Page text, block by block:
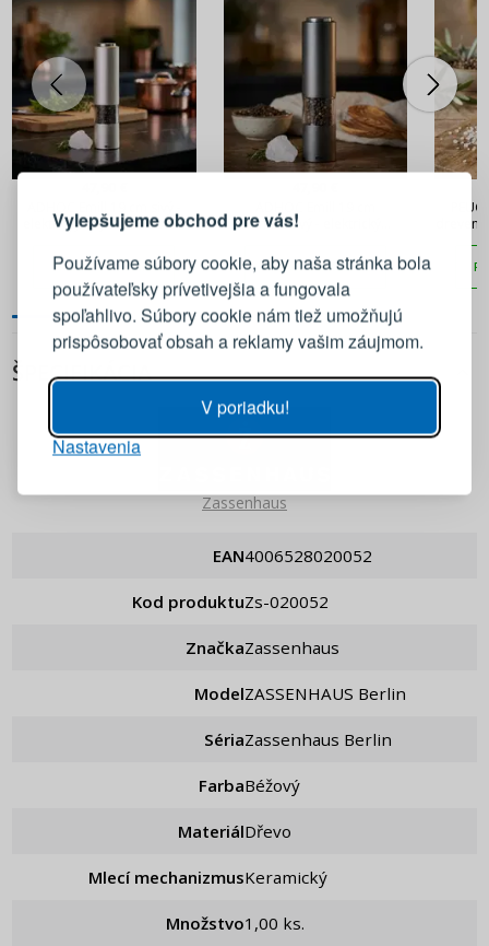
Vylepšujeme obchod pre vás!
Používame súbory cookie, aby naša stránka bola
používateľsky prívetivejšia a fungovala
spoľahlivo. Súbory cookie nám tiež umožňujú
prispôsobovať obsah a reklamy vašim záujmom.
V poriadku!
Nastavenia
elektrický mlynček na soľ a
ocele
PRIDAŤ DO KOŠÍKA
tmavosivý - elektrický
nehrdzavejúcej ocele
PRIDAŤ DO KOŠÍKA
ŠPECIFIKÁCIA
Zassenhaus
EAN 4006528020052
Kod produktu zs-020052
Značka Zassenhaus
Model ZASSENHAUS Berlin
Séria Zassenhaus Berlin
Farba Béžový
Materiál Dřevo
Mlecí mechanizmus Keramický
Množstvo 1,00 ks.
PRIHLÁSENIE REGISTRÁCIA
Prihláste sa k svojmu účtu
PRIHLÁSIŤ SA
Pripomenutie hesla